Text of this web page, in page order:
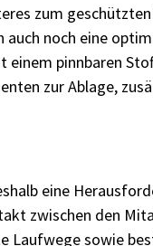
zum geschützten
noch eine
einem pinnbaren
zur Ablage,
eine
zwischen den
Laufwege sowie